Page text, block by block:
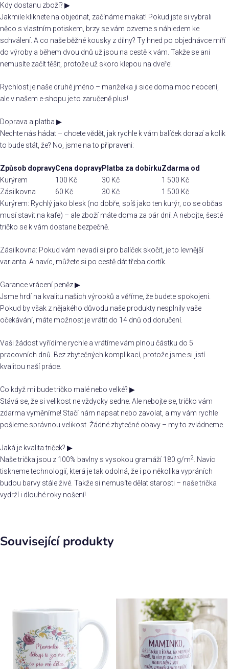
Kdy dostanu zboží? ▶
Jakmile kliknete na objednat, začínáme makat! Pokud jste si vybrali
něco s vlastním potiskem, brzy se vám ozveme s náhledem ke
schválení. A co naše běžné kousky z dílny? Ty hned po objednávce míří
do výroby a během dvou dnů už jsou na cestě k vám. Takže se ani
nemusíte začít těšit, protože už skoro klepou na dveře!
Rychlost je naše druhé jméno – manželka ji sice doma moc neocení,
ale v našem e-shopu je to zaručeně plus!
Doprava a platba ▶
Nechte nás hádat – chcete vědět, jak rychle k vám balíček dorazí a kolik
to bude stát, že? No, jsme na to připraveni:
Způsob dopravyCena dopravyPlatba za dobírkuZdarma od
Kurýrem
100 Kč 30 Kč
1 500 Kč
Zásilkovna
60 Kč 30 Kč
1 500 Kč
Kurýrem: Rychlý jako blesk (no dobře, spíš jako ten kurýr, co se občas
musí stavit na kafe) – ale zboží máte doma za pár dní! A nebojte, šesté
tričko se k vám dostane bezpečně.
Zásilkovna: Pokud vám nevadí si pro balíček skočit, je to levnější
varianta. A navíc, můžete si po cestě dát třeba dortík.
Garance vrácení peněz▶
Jsme hrdí na kvalitu našich výrobků a věříme, že budete spokojeni.
Pokud by však z nějakého důvodu naše produkty nesplnily vaše
očekávání, máte možnost je vrátit do 14 dnů od doručení.
Vaši žádost vyřídíme rychle a vrátíme vám plnou částku do 5
pracovních dnů. Bez zbytečných komplikací, protože jsme si jistí
kvalitou naší práce.
Co když mi bude tričko malé nebo velké? ▶
Stává se, že si velikost ne vždycky sedne. Ale nebojte se, tričko vám
zdarma vyměníme! Stačí nám napsat nebo zavolat, a my vám rychle
pošleme správnou velikost. Žádné zbytečné obavy – my to zvládneme.
Jaká je kvalita triček? ▶
Naše trička jsou z 100% bavlny s vysokou gramáží 180 g/m2
. Navíc
tiskneme technologií, která je tak odolná, že i po několika vypráních
budou barvy stále živé. Takže si nemusíte dělat starosti – naše trička
vydrží i dlouhé roky nošení!
Související produkty